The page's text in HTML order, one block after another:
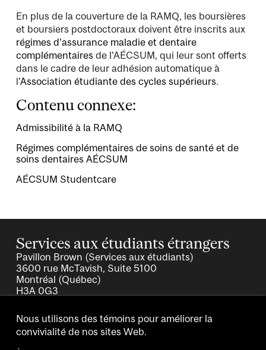
En plus de la couverture de la RAMQ, les boursières
et boursiers postdoctoraux doivent être inscrits aux
régimes d’assurance maladie et dentaire
complémentaires de l’AÉCSUM, qui leur sont offerts
dans le cadre de leur adhésion automatique à
l’Association étudiante des cycles supérieurs.
Contenu connexe:
Admissibilité à la RAMQ
Régimes complémentaires de soins de santé et de
soins dentaires AÉCSUM
AÉCSUM Studentcare
Services aux étudiants étrangers
Pavillon Brown (Services aux étudiants)
3600 rue McTavish, Suite 5100
Montréal (Québec)
H3A 0G3
Nous utilisons des témoins pour améliorer la
convivialité de nos sites Web.